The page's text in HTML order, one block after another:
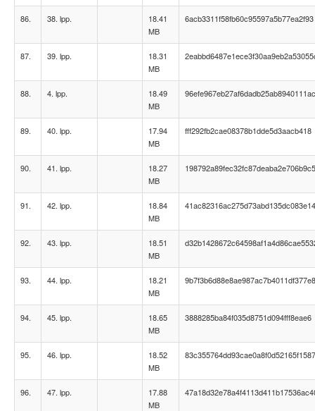
86. 38. lpp.
18.41
MB
6acb3311f58fb60c95597a5b77ea2f93
87. 39. lpp.
18.31
MB
88. 4. lpp.
18.49
MB
96efe967eb27af6dadb25ab8940111ac
89. 40. lpp.
17.94
MB
fff292fb2cae08378b1dde5d3aacb418
90. 41. lpp.
18.27
MB
198792a89fec32fc87deaba2e706b9c5
91. 42. lpp.
18.84
MB
92. 43. lpp.
18.51
MB
93. 44. lpp.
18.21
MB
9b7f3b6d88e8ae987ac7b4011df377e8
94. 45. lpp.
18.65
MB
3888285ba84f035d8751d094fff8eae6
95. 46. lpp.
18.52
MB
83c355764dd93cae0a8f0d52165f1587
96. 47. lpp.
17.88
MB